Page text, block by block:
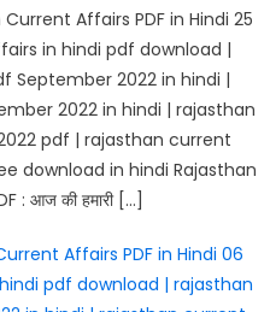
Affairs PDF in Hindi 25
in hindi pdf download |
September 2022 in hindi |
2022 in hindi | rajasthan
pdf | rajasthan current
download in hindi Rajasthan
: आज की हमारी […]